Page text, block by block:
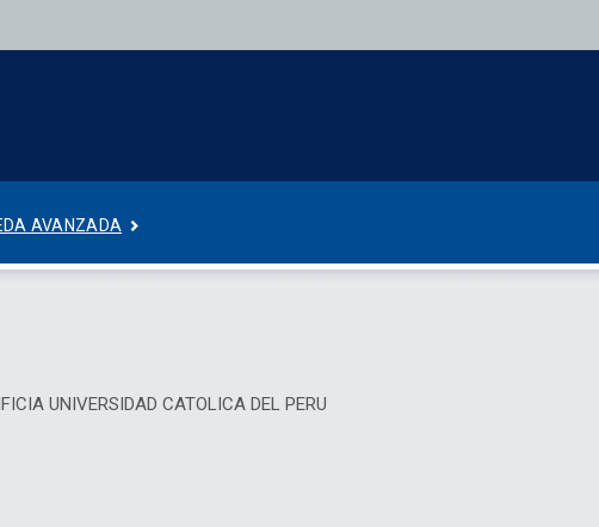
AVANZADA
UNIVERSIDAD CATOLICA DEL PERU